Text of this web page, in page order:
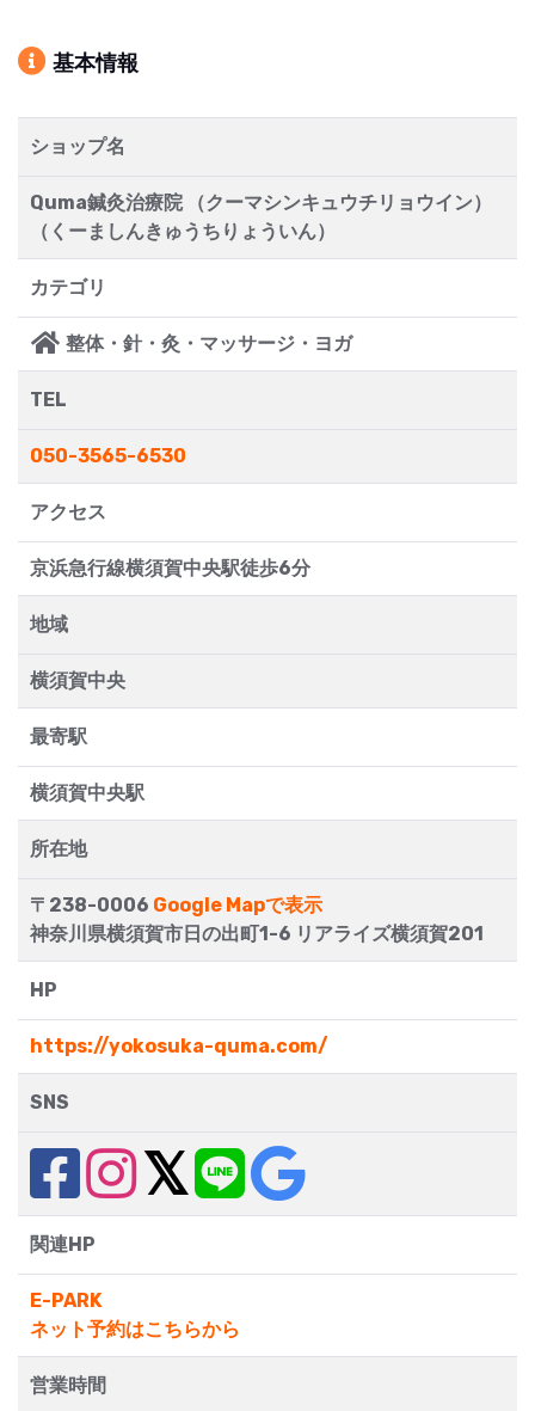
基本情報
ショップ名
Quma鍼灸治療院 （クーマシンキュウチリョウイン）
（くーましんきゅうちりょういん）
カテゴリ
整体・針・灸・マッサージ・ヨガ
TEL
050-3565-6530
アクセス
京浜急行線横須賀中央駅徒歩6分
地域
横須賀中央
最寄駅
横須賀中央駅
所在地
〒238-0006 Google Mapで表示
神奈川県横須賀市日の出町1-6 リアライズ横須賀201
HP
https://yokosuka-quma.com/
SNS
関連HP
E-PARK
ネット予約はこちらから
営業時間